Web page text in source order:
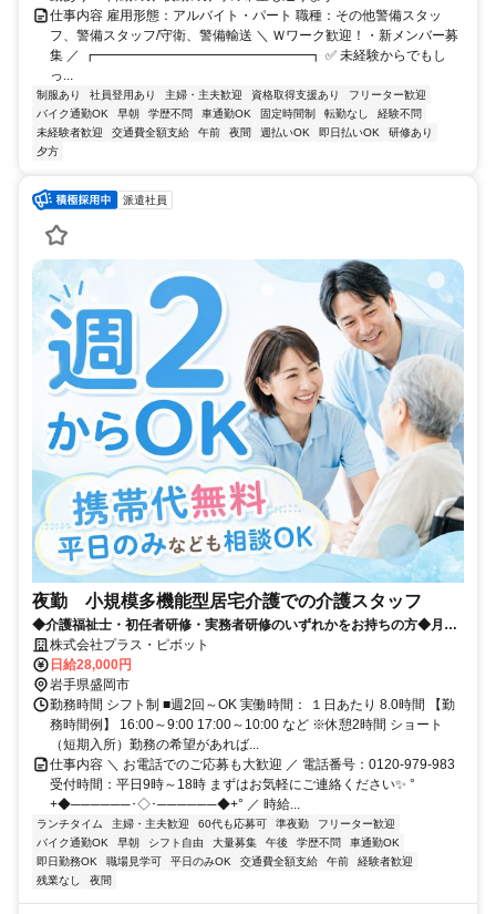
仕事内容 雇用形態：アルバイト・パート 職種：その他警備スタッ
フ、警備スタッフ/守衛、警備輸送 ＼ Ｗワーク歓迎！・新メンバー募
集 ／ ┏━━━━━━━━━━━━━━━━┓ ✅ 未経験からでもし
っ...
制服あり 社員登用あり 主婦・主夫歓迎 資格取得支援あり
フリーター歓迎
バイク通勤OK
早朝 学歴不問 車通勤OK 固定時間制 転勤なし
経験不問
未経験者歓迎
交通費全額支給 午前 夜間 週払いOK 即日払いOK
研修あり
夕方
派遣社員
夜勤 小規模多機能型居宅介護での介護スタッフ
◆介護福祉士・初任者研修・実務者研修のいずれかをお持ちの方◆月に
10回の勤務で月収28万以上も可能✨独自の福利厚生が多数！
株式会社プラス・ピボット
日給28,000円
岩手県盛岡市
勤務時間 シフト制 ■週2回～OK 実働時間： １日あたり 8.0時間 【勤
務時間例】 16:00～9:00 17:00～10:00 など ※休憩2時間 ショート
（短期入所）勤務の希望があれば...
仕事内容 ＼ お電話でのご応募も大歓迎 ／ 電話番号：0120-979-983
受付時間：平日9時～18時 まずはお気軽にご連絡ください✨ °
+◆──────･◇･──────◆+° ／ 時給...
ランチタイム 主婦・主夫歓迎 60代も応募可 準夜勤
フリーター歓迎
バイク通勤OK
早朝 シフト自由 大量募集 午後 学歴不問
車通勤OK
即日勤務OK
職場見学可 平日のみOK 交通費全額支給 午前
経験者歓迎
残業なし
夜間